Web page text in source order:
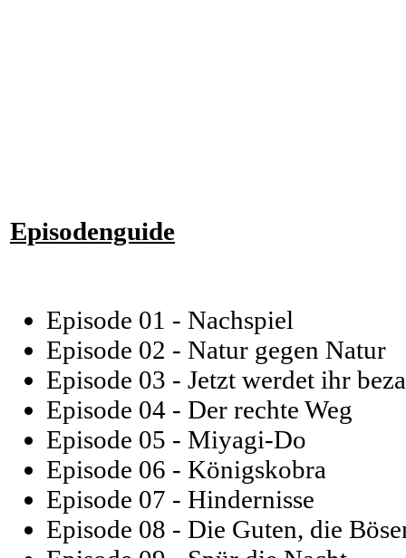
Episodenguide
Episode 01 - Nachspiel
Episode 02 - Natur gegen Natur
Episode 03 - Jetzt werdet ihr
Episode 04 - Der rechte Weg
Episode 05 - Miyagi-Do
Episode 06 - Königskobra
Episode 07 - Hindernisse
Episode 08 - Die Guten, die